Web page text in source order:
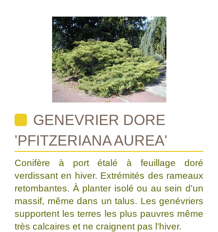
GENEVRIER DORE
'PFITZERIANA AUREA'
Conifère à port étalé à feuillage doré
verdissant en hiver. Extrémités des rameaux
retombantes. À planter isolé ou au sein d'un
massif, même dans un talus. Les genévriers
supportent les terres les plus pauvres même
très calcaires et ne craignent pas l'hiver.